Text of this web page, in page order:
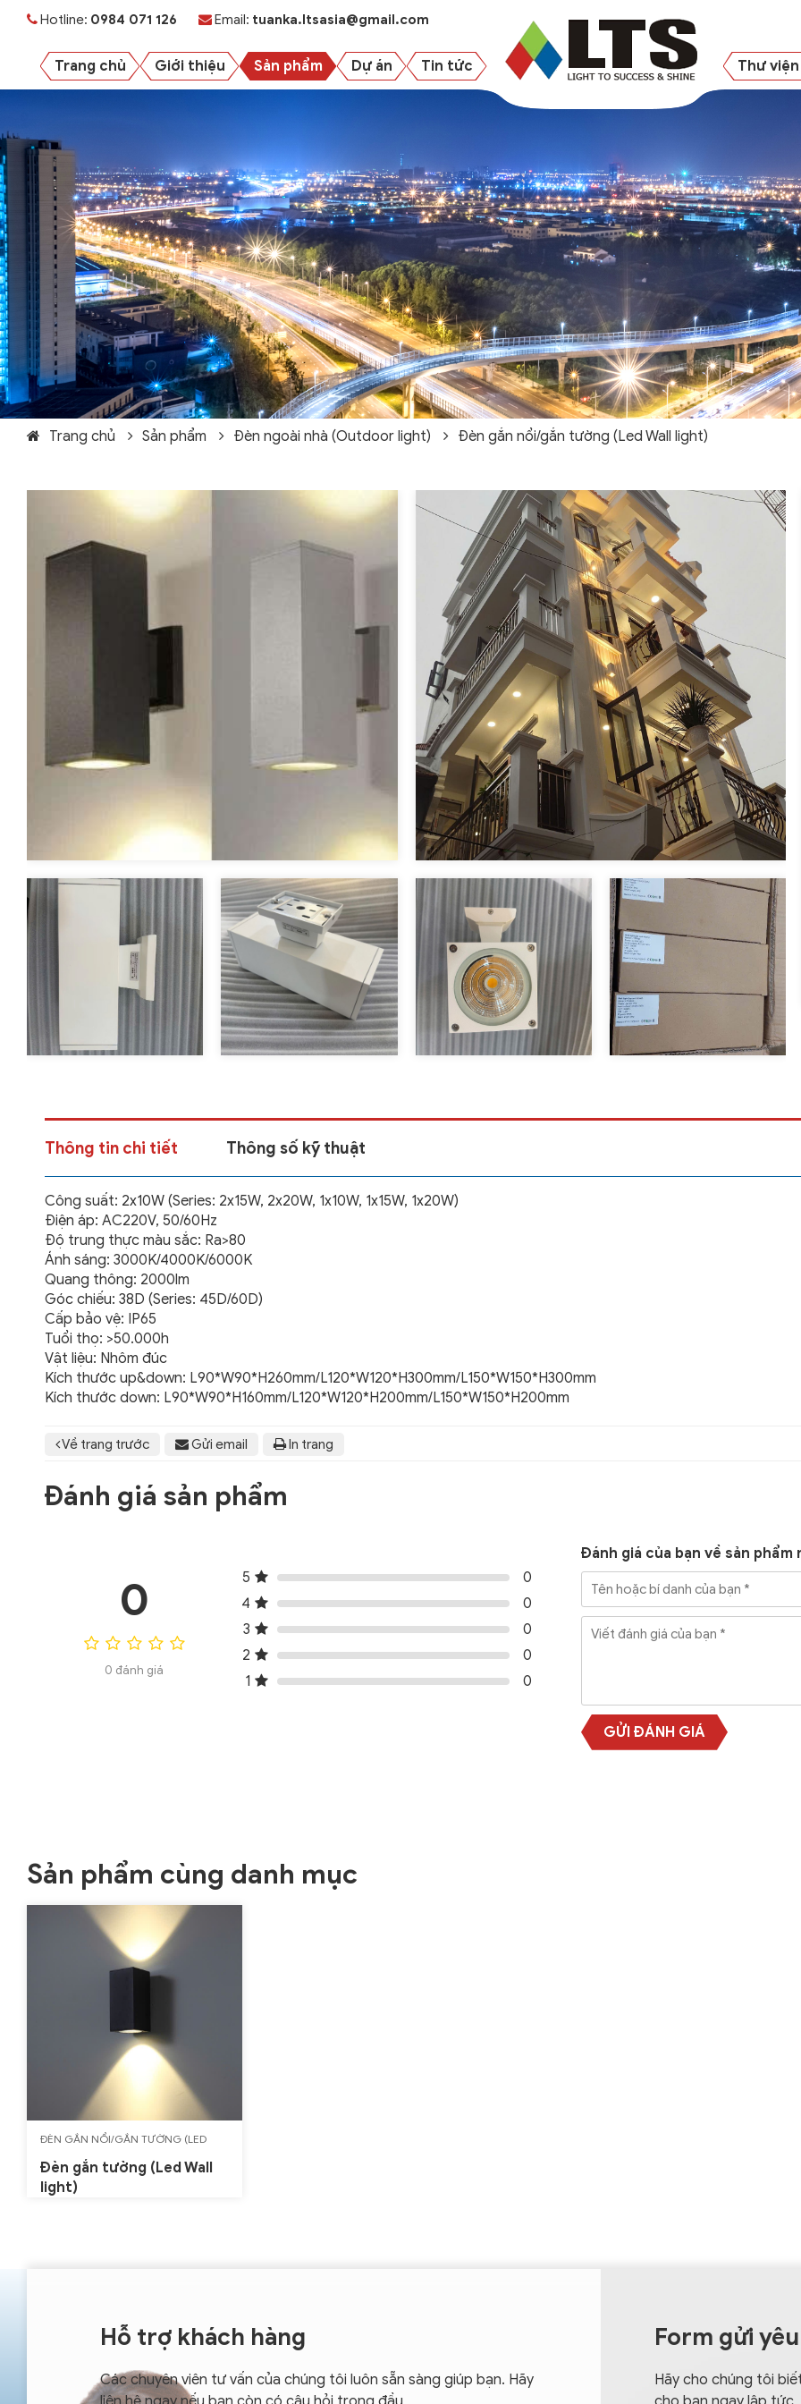
Hotline: 0984 071 126 Email: tuanka.ltsasia@gmail.com
Trang chủ Giới thiệu Sản phẩm Dự án Tin tức Thư
Trang chủ Sản phẩm Đèn ngoài nhà (Outdoor light) Đèn gắn nổi/gắn tường (Led Wall light)
Thông tin chi tiết Thông số kỹ thuật
Công suất: 2x10W (Series: 2x15W, 2x20W, 1x10W, 1x15W, 1x20W)
Điện áp: AC220V, 50/60Hz
Độ trung thực màu sắc: Ra>80
Ánh sáng: 3000K/4000K/6000K
Quang thông: 2000lm
Góc chiếu: 38D (Series: 45D/60D)
Cấp bảo vệ: IP65
Tuổi thọ: >50.000h
Vật liệu: Nhôm đúc
Kích thước up&down: L90*W90*H260mm/L120*W120*H300mm/L150*W150*H300mm
Kích thước down: L90*W90*H160mm/L120*W120*H200mm/L150*W150*H200mm
Về trang trước Gửi email In trang
Đánh giá sản phẩm
0
0 đánh giá
5
0
4
0
3
0
2
0
1
0
Đánh giá của bạn về sản phẩm
GỬI ĐÁNH GIÁ
Sản phẩm cùng danh mục
ĐÈN GẮN NỔI/GẮN TƯỜNG (LED
WALL LIGHT)
Đèn gắn tường (Led Wall
light)
Hỗ trợ khách hàng
Các chuyên viên tư vấn của chúng tôi luôn sẵn sàng giúp bạn. Hãy
Form gửi
Hãy cho chúng tôi